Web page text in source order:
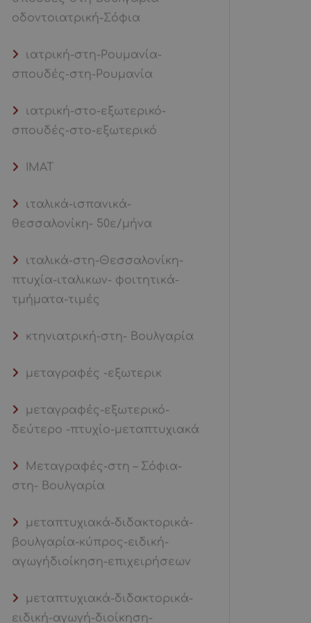
οδοντοιατρική-Σόφια
ιατρική-στη-Ρουμανία-
σπουδές-στη-Ρουμανία
ιατρική-στο-εξωτερικό-
σπουδές-στο-εξωτερικό
ΙΜΑΤ
ιταλικά-ισπανικά-
θεσσαλονίκη- 50ε/μήνα
ιταλικά-στη-Θεσσαλονίκη-
πτυχία-ιταλικων- φοιτητικά-
τμήματα-τιμές
κτηνιατρική-στη- Βουλγαρία
μεταγραφές -εξωτερικ
μεταγραφές-εξωτερικό-
δεύτερο -πτυχίο-μεταπτυχιακά
Μεταγραφές-στη – Σόφια-
στη- Βουλγαρία
μεταπτυχιακά-διδακτορικά-
βουλγαρία-κύπρος-ειδική-
αγωγήδιοίκηση-επιχειρήσεων
μεταπτυχιακά-διδακτορικά-
ειδική-αγωγή-διοίκηση-